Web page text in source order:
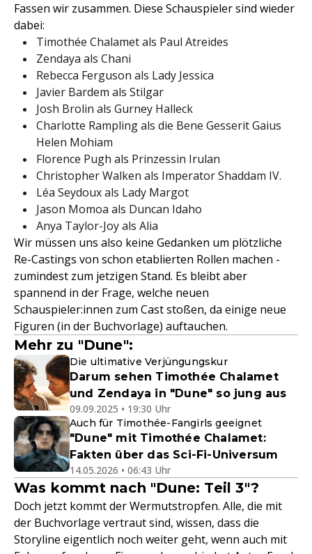
Fassen wir zusammen. Diese Schauspieler sind wieder
dabei:
Timothée Chalamet als Paul Atreides
Zendaya als Chani
Rebecca Ferguson als Lady Jessica
Javier Bardem als Stilgar
Josh Brolin als Gurney Halleck
Charlotte Rampling als die Bene Gesserit Gaius
Helen Mohiam
Florence Pugh als Prinzessin Irulan
Christopher Walken als Imperator Shaddam IV.
Léa Seydoux als Lady Margot
Jason Momoa als Duncan Idaho
Anya Taylor-Joy als Alia
Wir müssen uns also keine Gedanken um plötzliche
Re-Castings von schon etablierten Rollen machen -
zumindest zum jetzigen Stand. Es bleibt aber
spannend in der Frage, welche neuen
Schauspieler:innen zum Cast stoßen, da einige neue
Figuren (in der Buchvorlage) auftauchen.
Mehr zu "Dune":
Die ultimative Verjüngungskur
Darum sehen Timothée Chalamet
und Zendaya in "Dune" so jung aus
09.09.2025 • 19:30 Uhr
Auch für Timothée-Fangirls geeignet
"Dune" mit Timothée Chalamet:
Fakten über das Sci-Fi-Universum
14.05.2026 • 06:43 Uhr
Was kommt nach "Dune: Teil 3"?
Doch jetzt kommt der Wermutstropfen. Alle, die mit
der Buchvorlage vertraut sind, wissen, dass die
Storyline eigentlich noch weiter geht, wenn auch mit